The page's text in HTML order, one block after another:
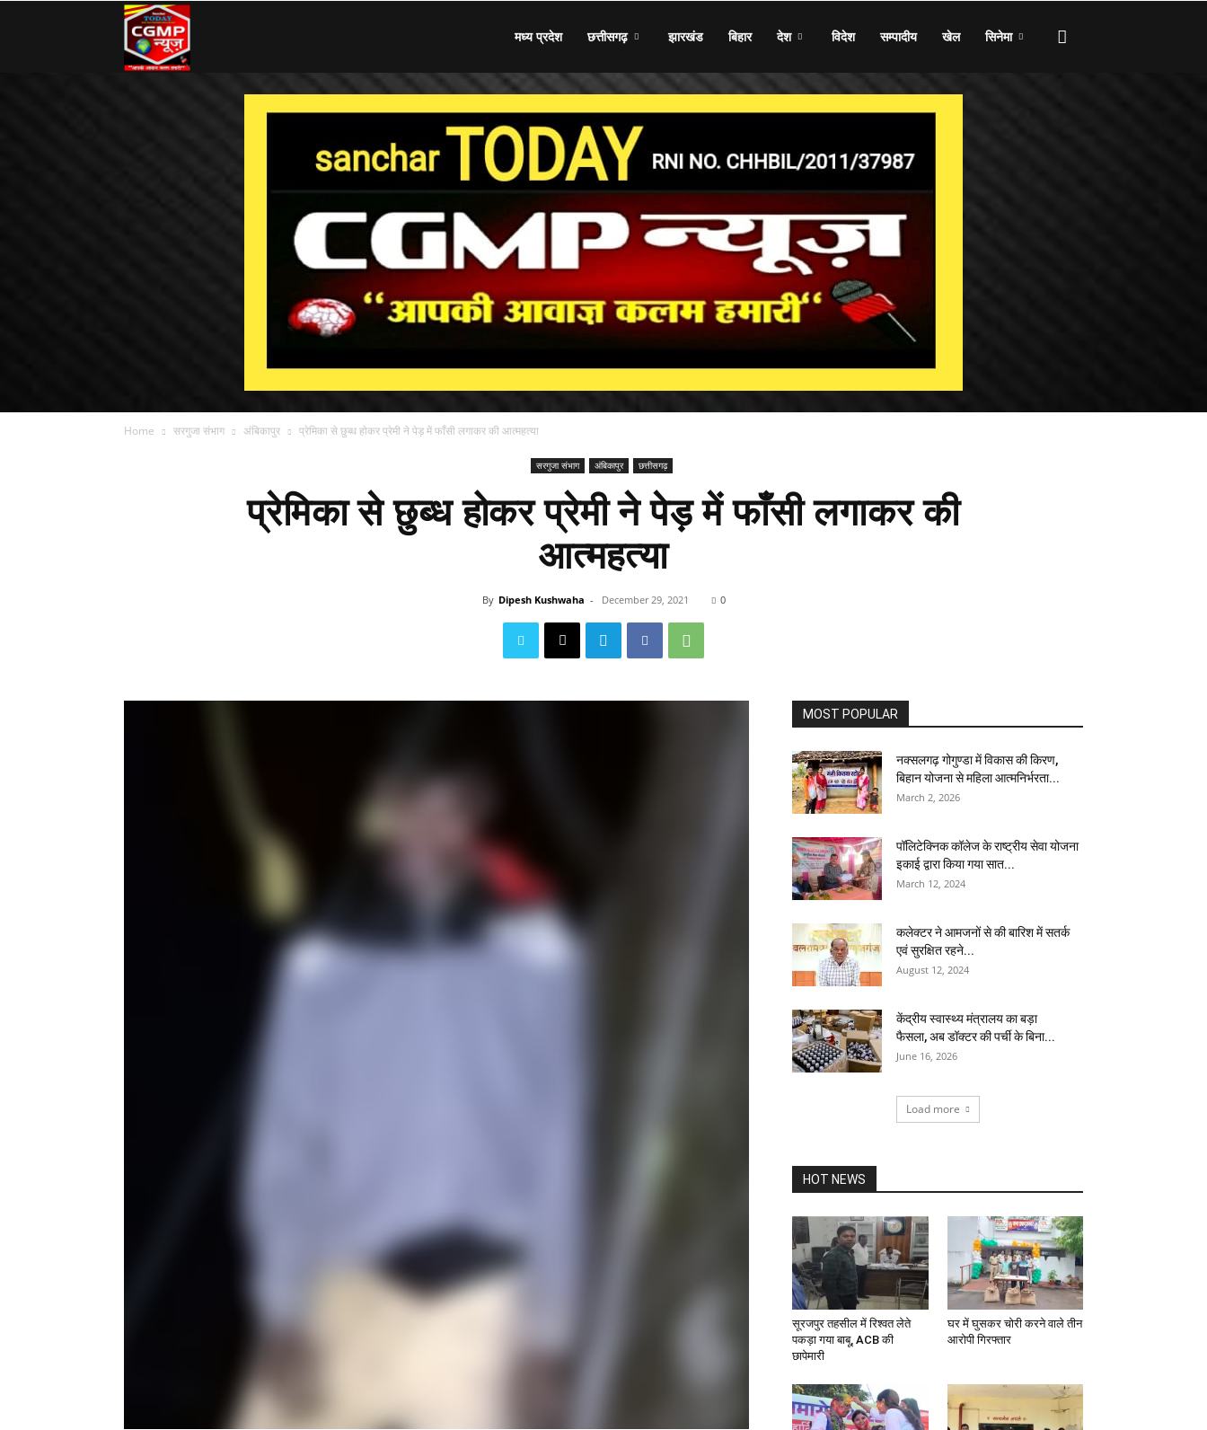
मध्य प्रदेश छत्तीसगढ़ झारखंड बिहार देश विदेश सम्पादीय खेल सिनेमा
Home सरगुजा संभाग अंबिकापुर प्रेमिका से छुब्ध होकर प्रेमी ने पेड़ में फाँसी लगाकर की आत्महत्या
सरगुजा संभाग अंबिकापुर छत्तीसगढ़
प्रेमिका से छुब्ध होकर प्रेमी ने पेड़ में फाँसी लगाकर की
आत्महत्या
By Dipesh Kushwaha - December 29, 2021 0
MOST POPULAR
नक्सलगढ़ गोगुण्डा में विकास की किरण,
बिहान योजना से महिला आत्मनिर्भरता...
March 2, 2026
पॉलिटेक्निक कॉलेज के राष्ट्रीय सेवा योजना
इकाई द्वारा किया गया सात...
March 12, 2024
कलेक्टर ने आमजनों से की बारिश में सतर्क
एवं सुरक्षित रहने...
August 12, 2024
केंद्रीय स्वास्थ्य मंत्रालय का बड़ा
फैसला, अब डॉक्टर की पर्ची के बिना...
June 16, 2026
Load more
HOT NEWS
सूरजपुर तहसील में रिश्वत लेते
पकड़ा गया बाबू, ACB की
छापेमारी
घर में घुसकर चोरी करने वाले तीन
आरोपी गिरफ्तार